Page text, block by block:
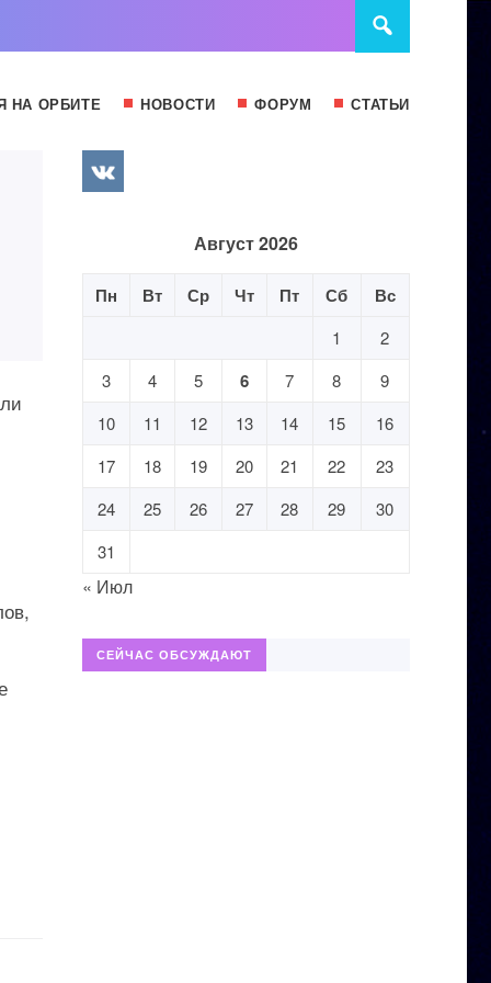
НА ОРБИТЕ НОВОСТИ ФОРУМ СТАТЬИ
Август 2026
Пн Вт Ср Чт Пт Сб Вс
1
2
3
4 5 6 7 8
9
10
11 12 13 14 15
16
17
18 19 20 21 22
23
24
25 26 27 28 29
30
31
« Июл
СЕЙЧАС ОБСУЖДАЮТ